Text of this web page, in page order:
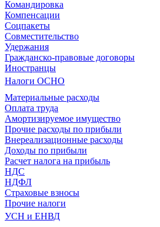
Командировка
Компенсации
Соцпакеты
Совместительство
Удержания
Гражданско-правовые договоры
Иностранцы
Налоги ОСНО
Материальные расходы
Оплата труда
Амортизируемое имущество
Прочие расходы по прибыли
Внереализационные расходы
Доходы по прибыли
Расчет налога на прибыль
НДС
НДФЛ
Страховые взносы
Прочие налоги
УСН и ЕНВД